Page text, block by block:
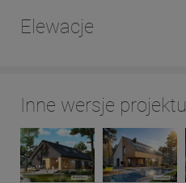
Elewacje
Inne wersje projektu